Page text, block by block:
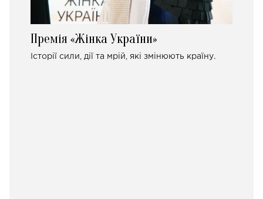
Премія «Жінка України»
Історії сили, дії та мрій, які змінюють країну.